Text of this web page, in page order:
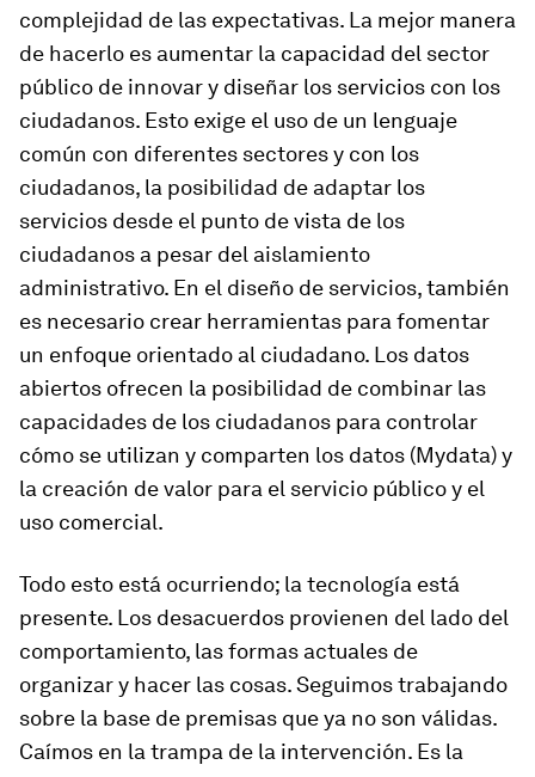
complejidad de las expectativas. La mejor manera
de hacerlo es aumentar la capacidad del sector
público de innovar y diseñar los servicios con los
ciudadanos. Esto exige el uso de un lenguaje
común con diferentes sectores y con los
ciudadanos, la posibilidad de adaptar los
servicios desde el punto de vista de los
ciudadanos a pesar del aislamiento
administrativo. En el diseño de servicios, también
es necesario crear herramientas para fomentar
un enfoque orientado al ciudadano. Los datos
abiertos ofrecen la posibilidad de combinar las
capacidades de los ciudadanos para controlar
cómo se utilizan y comparten los datos (Mydata) y
la creación de valor para el servicio público y el
uso comercial.
Todo esto está ocurriendo; la tecnología está
presente. Los desacuerdos provienen del lado del
comportamiento, las formas actuales de
organizar y hacer las cosas. Seguimos trabajando
sobre la base de premisas que ya no son válidas.
Caímos en la trampa de la intervención. Es la